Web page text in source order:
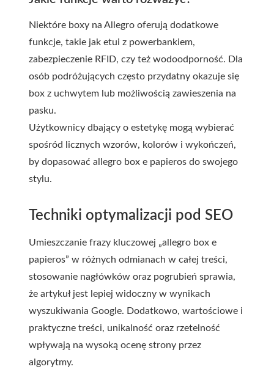
Niektóre boxy na Allegro oferują dodatkowe
funkcje, takie jak etui z powerbankiem,
zabezpieczenie RFID, czy też wodoodporność. Dla
osób podróżujących często przydatny okazuje się
box z uchwytem lub możliwością zawieszenia na
pasku.
Użytkownicy dbający o estetykę mogą wybierać
spośród licznych wzorów, kolorów i wykończeń,
by dopasować allegro box e papieros do swojego
stylu.
Techniki optymalizacji pod SEO
Umieszczanie frazy kluczowej „allegro box e
papieros” w różnych odmianach w całej treści,
stosowanie nagłówków oraz pogrubień sprawia,
że artykuł jest lepiej widoczny w wynikach
wyszukiwania Google. Dodatkowo, wartościowe i
praktyczne treści, unikalność oraz rzetelność
wpływają na wysoką ocenę strony przez
algorytmy.